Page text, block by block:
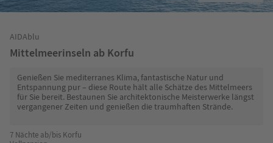
AIDAblu
Mittelmeerinseln ab Korfu
Genießen Sie mediterranes Klima, fantastische Natur und
Entspannung pur – diese Route hält alle Schätze des Mittelmeers
für Sie bereit. Bestaunen Sie architektonische Meisterwerke längst
vergangener Zeiten und genießen die traumhaften Strände.
7 Nächte ab/bis Korfu